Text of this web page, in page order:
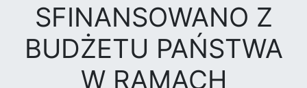
SFINANSOWANO Z
BUDŻETU PAŃSTWA
W RAMACH